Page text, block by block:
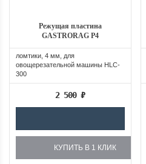
Режущая пластина
GASTRORAG P4
ломтики, 4 мм, для
овощерезательной машины HLC-
300
2 500₽
КУПИТЬ В 1 КЛИК